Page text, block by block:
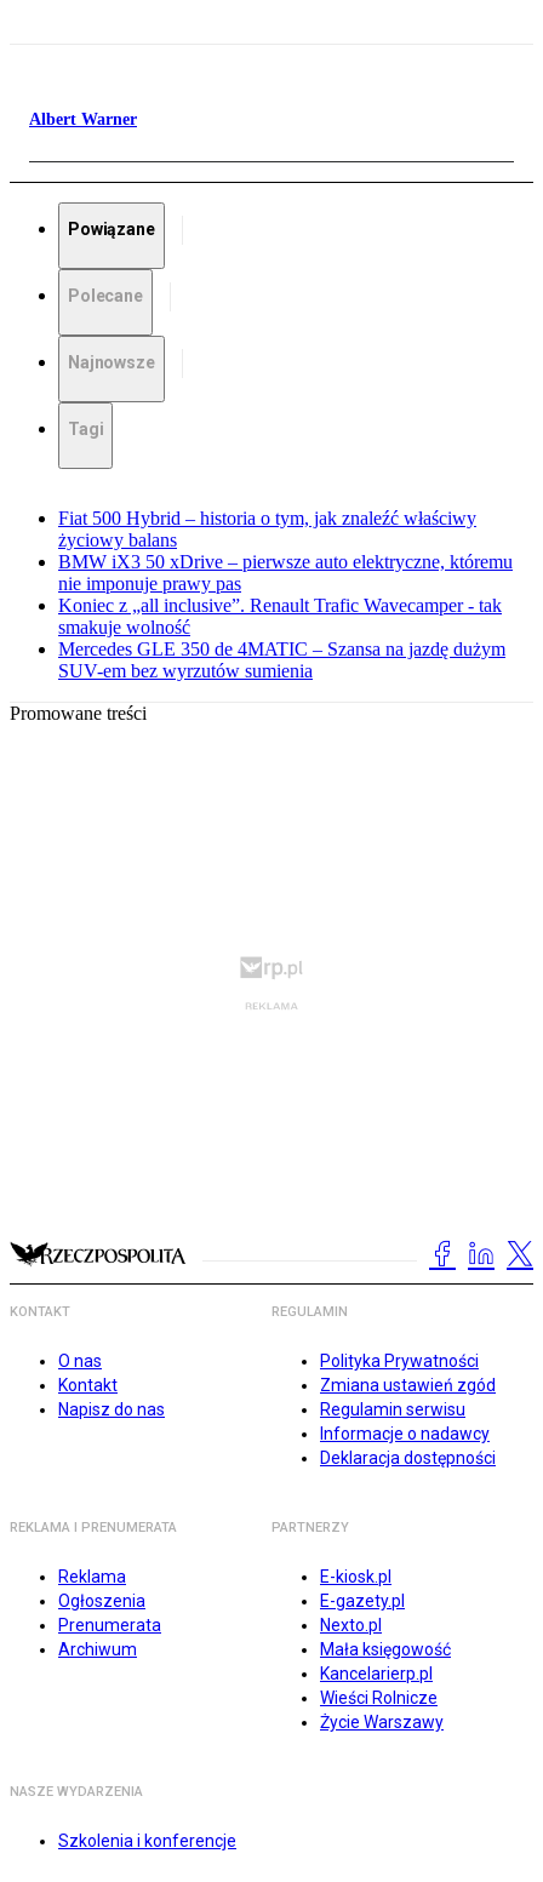
Albert Warner
Powiązane
Polecane
Najnowsze
Tagi
Fiat 500 Hybrid – historia o tym, jak znaleźć właściwy
życiowy balans
BMW iX3 50 xDrive – pierwsze auto elektryczne, któremu
nie imponuje prawy pas
Koniec z „all inclusive”. Renault Trafic Wavecamper - tak
smakuje wolność
Mercedes GLE 350 de 4MATIC – Szansa na jazdę dużym
SUV-em bez wyrzutów sumienia
Promowane treści
KONTAKT
O nas
Kontakt
Napisz do nas
REGULAMIN
Polityka Prywatności
Zmiana ustawień zgód
Regulamin serwisu
Informacje o nadawcy
Deklaracja dostępności
REKLAMA I PRENUMERATA
Reklama
Ogłoszenia
Prenumerata
Archiwum
PARTNERZY
E-kiosk.pl
E-gazety.pl
Nexto.pl
Mała księgowość
Kancelarierp.pl
Wieści Rolnicze
Życie Warszawy
NASZE WYDARZENIA
Szkolenia i konferencje